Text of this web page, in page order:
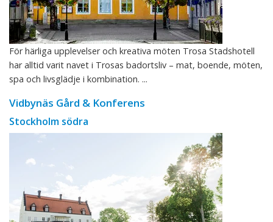
För härliga upplevelser och kreativa möten Trosa Stadshotell
har alltid varit navet i Trosas badortsliv – mat, boende, möten,
spa och livsglädje i kombination. ...
Vidbynäs Gård & Konferens
Stockholm södra